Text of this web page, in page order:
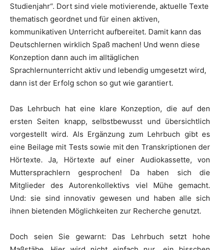
Studienjahr“. Dort sind viele motivierende, aktuelle Texte
thematisch geordnet und für einen aktiven,
kommunikativen Unterricht aufbereitet. Damit kann das
Deutschlernen wirklich Spaß machen! Und wenn diese
Konzeption dann auch im alltäglichen
Sprachlernunterricht aktiv und lebendig umgesetzt wird,
dann ist der Erfolg schon so gut wie garantiert.
Das Lehrbuch hat eine klare Konzeption, die auf den
ersten Seiten knapp, selbstbewusst und übersichtlich
vorgestellt wird. Als Ergänzung zum Lehrbuch gibt es
eine Beilage mit Tests sowie mit den Transkriptionen der
Hörtexte. Ja, Hörtexte auf einer Audiokassette, von
Muttersprachlern gesprochen! Da haben sich die
Mitglieder des Autorenkollektivs viel Mühe gemacht.
Und: sie sind innovativ gewesen und haben alle sich
ihnen bietenden Möglichkeiten zur Recherche genutzt.
Doch seien Sie gewarnt: Das Lehrbuch setzt hohe